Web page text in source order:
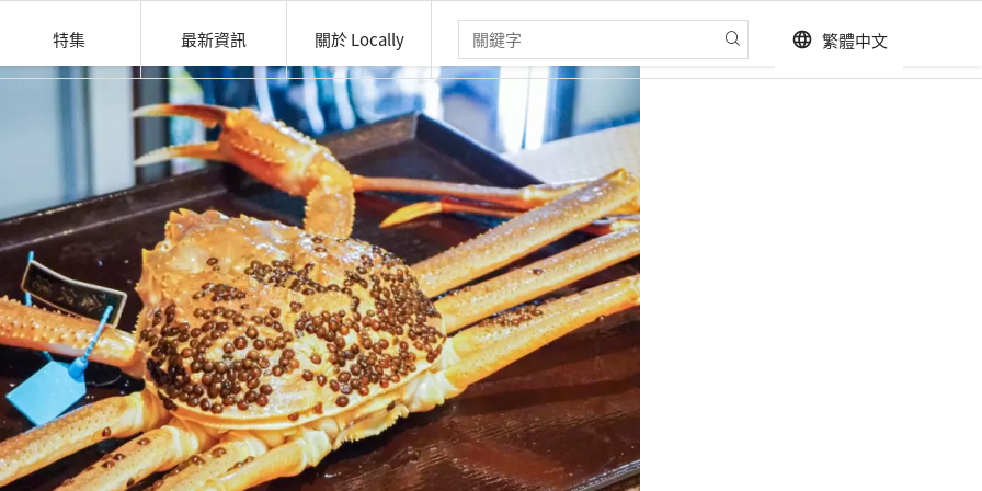
特集 最新資訊 關於 Locally language 繁體中文